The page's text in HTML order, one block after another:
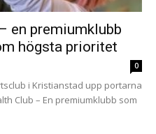
en premiumklubb
högsta prioritet
0
i Kristianstad upp portarna
Club – En premiumklubb som